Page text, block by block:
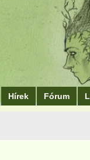
Hírek Fórum